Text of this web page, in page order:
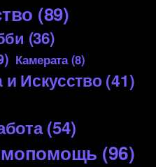
(89)
(36)
Камерата(8)
и Искусство(41)
(54)
(96)